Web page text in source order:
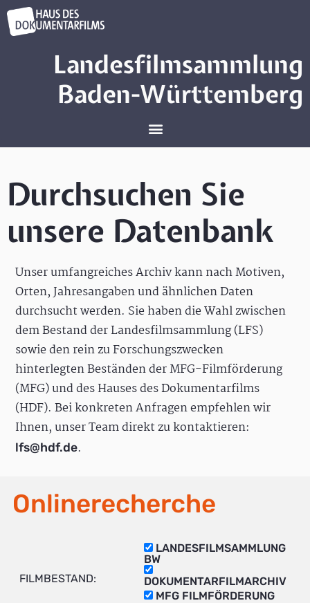
Landesfilmsammlung
Baden-Württemberg
Durchsuchen Sie
unsere Datenbank
Unser umfangreiches Archiv kann nach Motiven,
Orten, Jahresangaben und ähnlichen Daten
durchsucht werden. Sie haben die Wahl zwischen
dem Bestand der Landesfilmsammlung (LFS)
sowie den rein zu Forschungszwecken
hinterlegten Beständen der MFG-Filmförderung
(MFG) und des Hauses des Dokumentarfilms
(HDF). Bei konkreten Anfragen empfehlen wir
Ihnen, unser Team direkt zu kontaktieren:
lfs@hdf.de.
Onlinerecherche
FILMBESTAND:
LANDESFILMSAMMLUNG
BW
DOKUMENTARFILMARCHIV
MFG FILMFÖRDERUNG